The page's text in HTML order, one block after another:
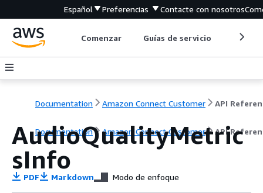
Español Preferencias Contacte con nosotros
Comenzar Guías de servicio
Documentation Amazon Connect Customer API
Documentation Amazon Connect Customer API
AudioQualityMetric
sInfo
PDF Markdown Modo de enfoque